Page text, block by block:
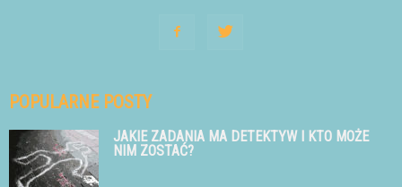
POPULARNE POSTY
JAKIE ZADANIA MA DETEKTYW I KTO MOŻE
NIM ZOSTAĆ?